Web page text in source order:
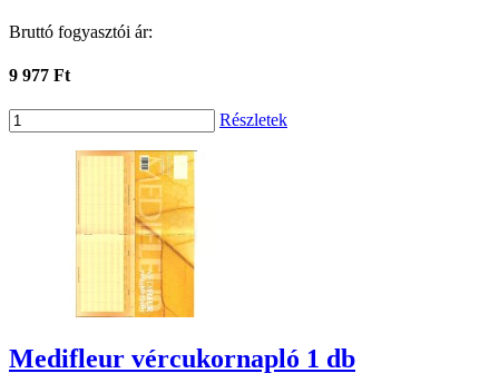
Bruttó fogyasztói ár:
9 977 Ft
Részletek
Medifleur vércukornapló 1 db